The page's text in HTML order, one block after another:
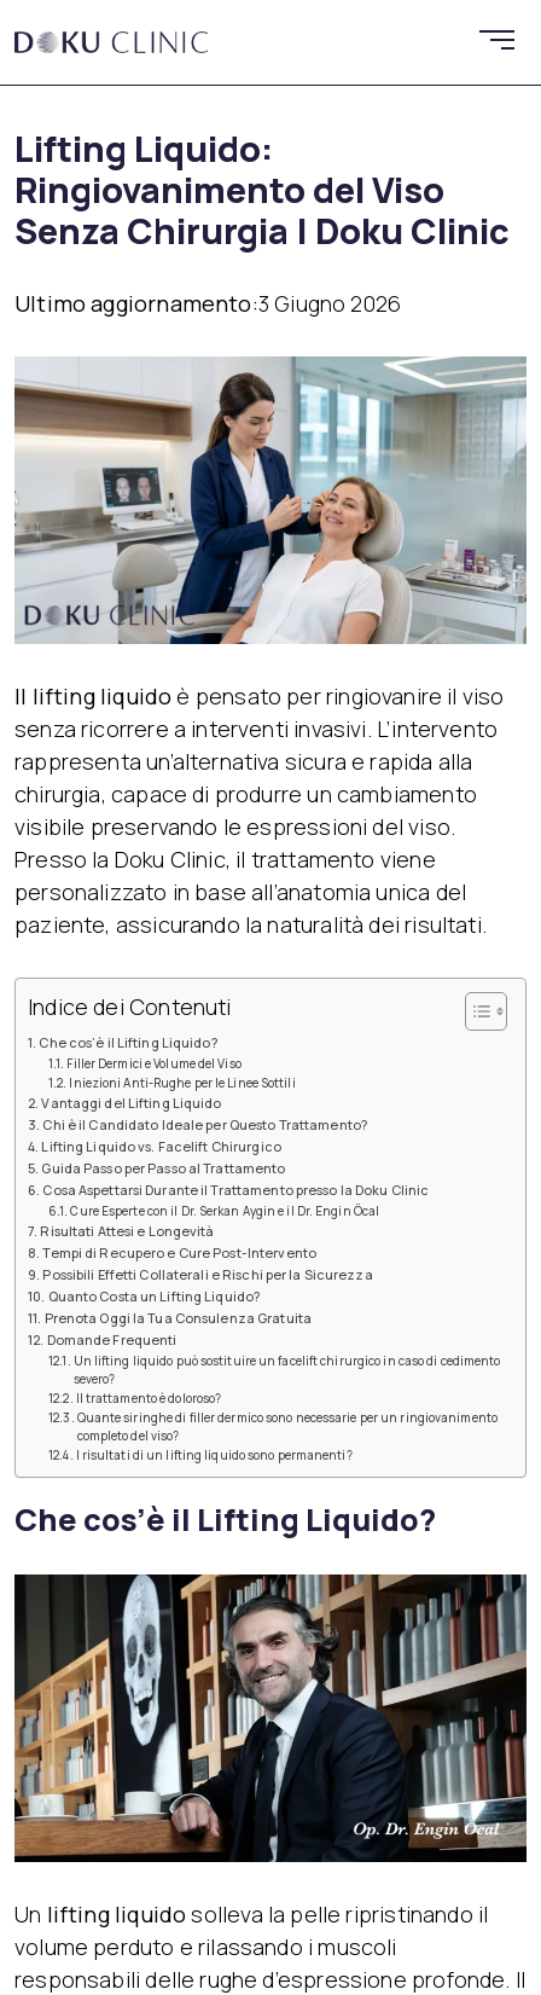
Lifting Liquido:
Ringiovanimento del Viso
Senza Chirurgia | Doku Clinic
Ultimo aggiornamento:3 Giugno 2026
Il lifting liquido è pensato per ringiovanire il viso
senza ricorrere a interventi invasivi. L’intervento
rappresenta un’alternativa sicura e rapida alla
chirurgia, capace di produrre un cambiamento
visibile preservando le espressioni del viso.
Presso la Doku Clinic, il trattamento viene
personalizzato in base all’anatomia unica del
paziente, assicurando la naturalità dei risultati.
Indice dei Contenuti
Che cos’è il Lifting Liquido?
Filler Dermici e Volume del Viso
Iniezioni Anti-Rughe per le Linee Sottili
Vantaggi del Lifting Liquido
Chi è il Candidato Ideale per Questo Trattamento?
Lifting Liquido vs. Facelift Chirurgico
Guida Passo per Passo al Trattamento
Cosa Aspettarsi Durante il Trattamento presso la Doku Clinic
Cure Esperte con il Dr. Serkan Aygin e il Dr. Engin Öcal
Risultati Attesi e Longevità
Tempi di Recupero e Cure Post-Intervento
Possibili Effetti Collaterali e Rischi per la Sicurezza
Quanto Costa un Lifting Liquido?
Prenota Oggi la Tua Consulenza Gratuita
Domande Frequenti
Un lifting liquido può sostituire un facelift chirurgico in caso di cedimento
severo?
Il trattamento è doloroso?
Quante siringhe di filler dermico sono necessarie per un ringiovanimento
completo del viso?
I risultati di un lifting liquido sono permanenti?
Che cos’è il Lifting Liquido?
Un lifting liquido solleva la pelle ripristinando il
volume perduto e rilassando i muscoli
responsabili delle rughe d’espressione profonde. Il